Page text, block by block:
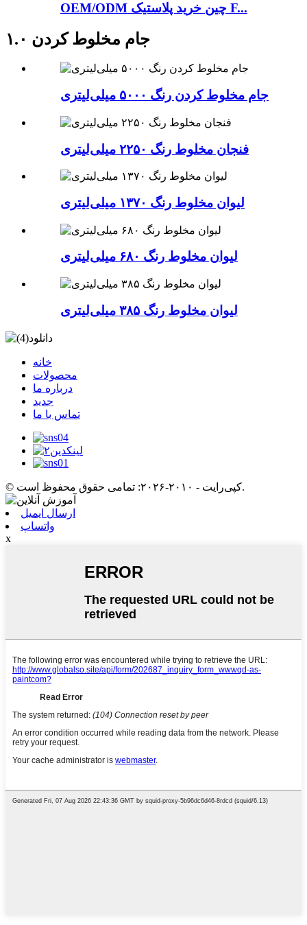
OEM/ODM چین خرید پلاستیک F...
جام مخلوط کردن ۱.۰
جام مخلوط کردن رنگ ۵۰۰۰ میلی‌لیتری
فنجان مخلوط رنگ ۲۲۵۰ میلی‌لیتری
لیوان مخلوط رنگ ۱۳۷۰ میلی‌لیتری
لیوان مخلوط رنگ ۶۸۰ میلی‌لیتری
لیوان مخلوط رنگ ۳۸۵ میلی‌لیتری
خانه
محصولات
درباره ما
جدید
تماس با ما
© کپی‌رایت - ۲۰۱۰-۲۰۲۶: تمامی حقوق محفوظ است.
ارسال ایمیل
واتساپ
x